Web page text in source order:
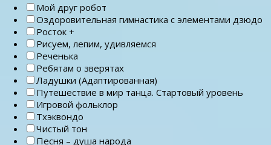
Мой друг робот
Оздоровительная гимнастика с элементами дзюдо
Росток +
Рисуем, лепим, удивляемся
Реченька
Ребятам о зверятах
Ладушки (Адаптированная)
Путешествие в мир танца. Стартовый уровень
Игровой фольклор
Тхэквондо
Чистый тон
Песня – душа народа